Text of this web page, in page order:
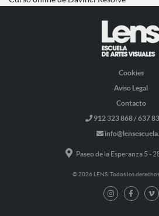
Cookies
Aviso Legal
Contacto
912 323 868 / 637
Paseo de la Esperanza 5 -
© 2026 LENS. Todos los